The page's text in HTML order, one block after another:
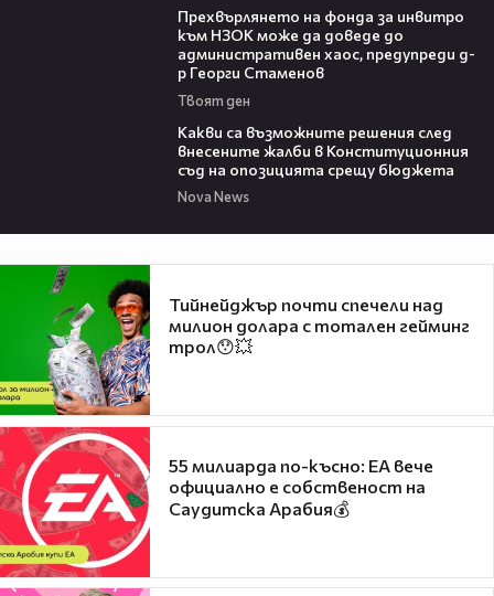
Прехвърлянето на фонда за инвитро
към НЗОК може да доведе до
административен хаос, предупреди д-
р Георги Стаменов
Твоят ден
Какви са възможните решения след
внесените жалби в Конституционния
съд на опозицията срещу бюджета
Nova News
Тийнейджър почти спечели над
милион долара с тотален гейминг
трол😯💥
55 милиарда по-късно: EA вече
официално е собственост на
Саудитска Арабия💰